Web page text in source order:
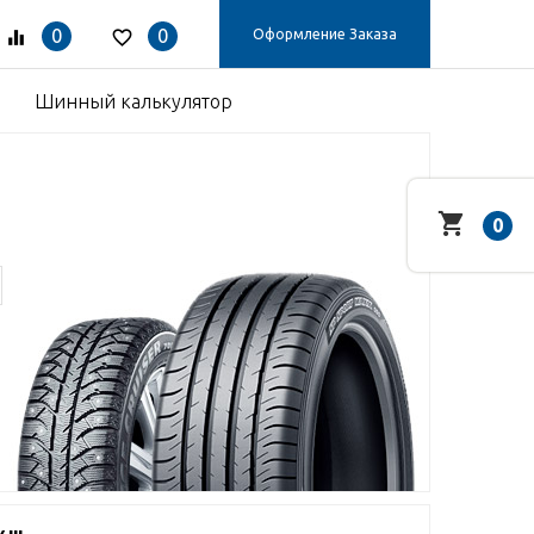
0
0 Оформление Заказа
Шинный калькулятор
0